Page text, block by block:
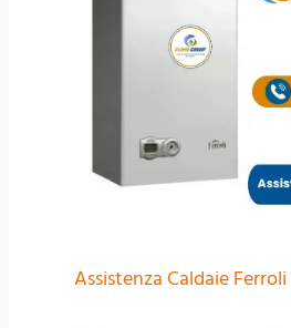
Assistenza Caldaie Ferroli